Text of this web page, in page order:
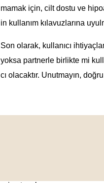
mamak için, cilt dostu ve
in kullanım kılavuzlarına
Son olarak, kullanıcı
yoksa partnerle birlikte mi
cı olacaktır. Unutmayın,